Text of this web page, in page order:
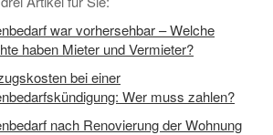
war vorhersehbar – Welche
haben Mieter und Vermieter?
bei einer
Wer muss zahlen?
nach Renovierung der Wohnung